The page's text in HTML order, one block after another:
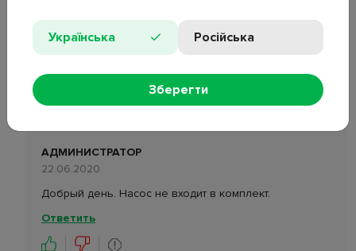
21.06.2020
Добрый день. Насос идёт в комплекте?
АДМИНИСТРАТОР
22.06.2020
Добрый день. Насос не входит в комплект.
Ответить
Українська Російська
Зберегти